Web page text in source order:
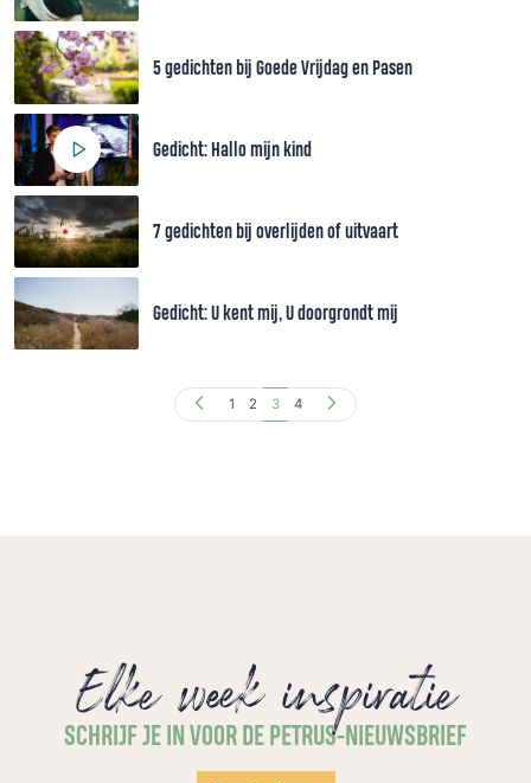
5 gedichten bij Goede Vrijdag en Pasen
Gedicht: Hallo mijn kind
7 gedichten bij overlijden of uitvaart
Gedicht: U kent mij, U doorgrondt mij
1 2 3 4
Elke week inspiratie
SCHRIJF JE IN VOOR DE PETRUS-NIEUWSBRIEF